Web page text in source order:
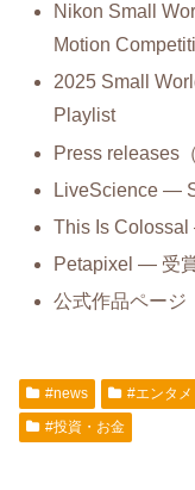
Nikon Small
Motion
2025 Small
Playlist
Press releases
LiveScience —
This Is
Petapixel — 受
公式作品ページ
#news #エンタ
#投資・お金